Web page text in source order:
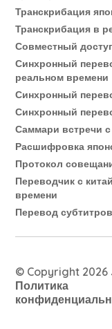
Транскрибация
Транскрибация в
Совместный
Синхронный
реальном времени
Синхронный
Синхронный
Саммари встречи
Расшифровка
Протокол
Переводчик с
времени
Перевод
© Copyright 2026
Политика